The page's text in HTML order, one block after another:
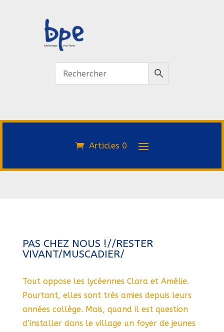
Articles 0
PAS CHEZ NOUS !//RESTER
VIVANT/MUSCADIER/
Tout oppose les lycéennes Clara et Amélie.
Pourtant, elles sont très amies depuis leurs
années collège. Mais, quand il est question
d’installer dans le village un foyer de jeunes